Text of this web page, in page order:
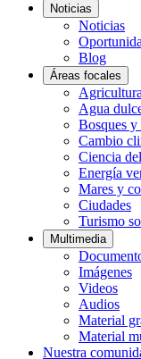
Noticias
Noticias
Blog
Áreas focales
Agua
Bosques
Cambio
Ciencia
Energía
Mares y
Ciudades
Turismo
Multimedia
Imágenes
Videos
Audios
Material
Material
Nuestra